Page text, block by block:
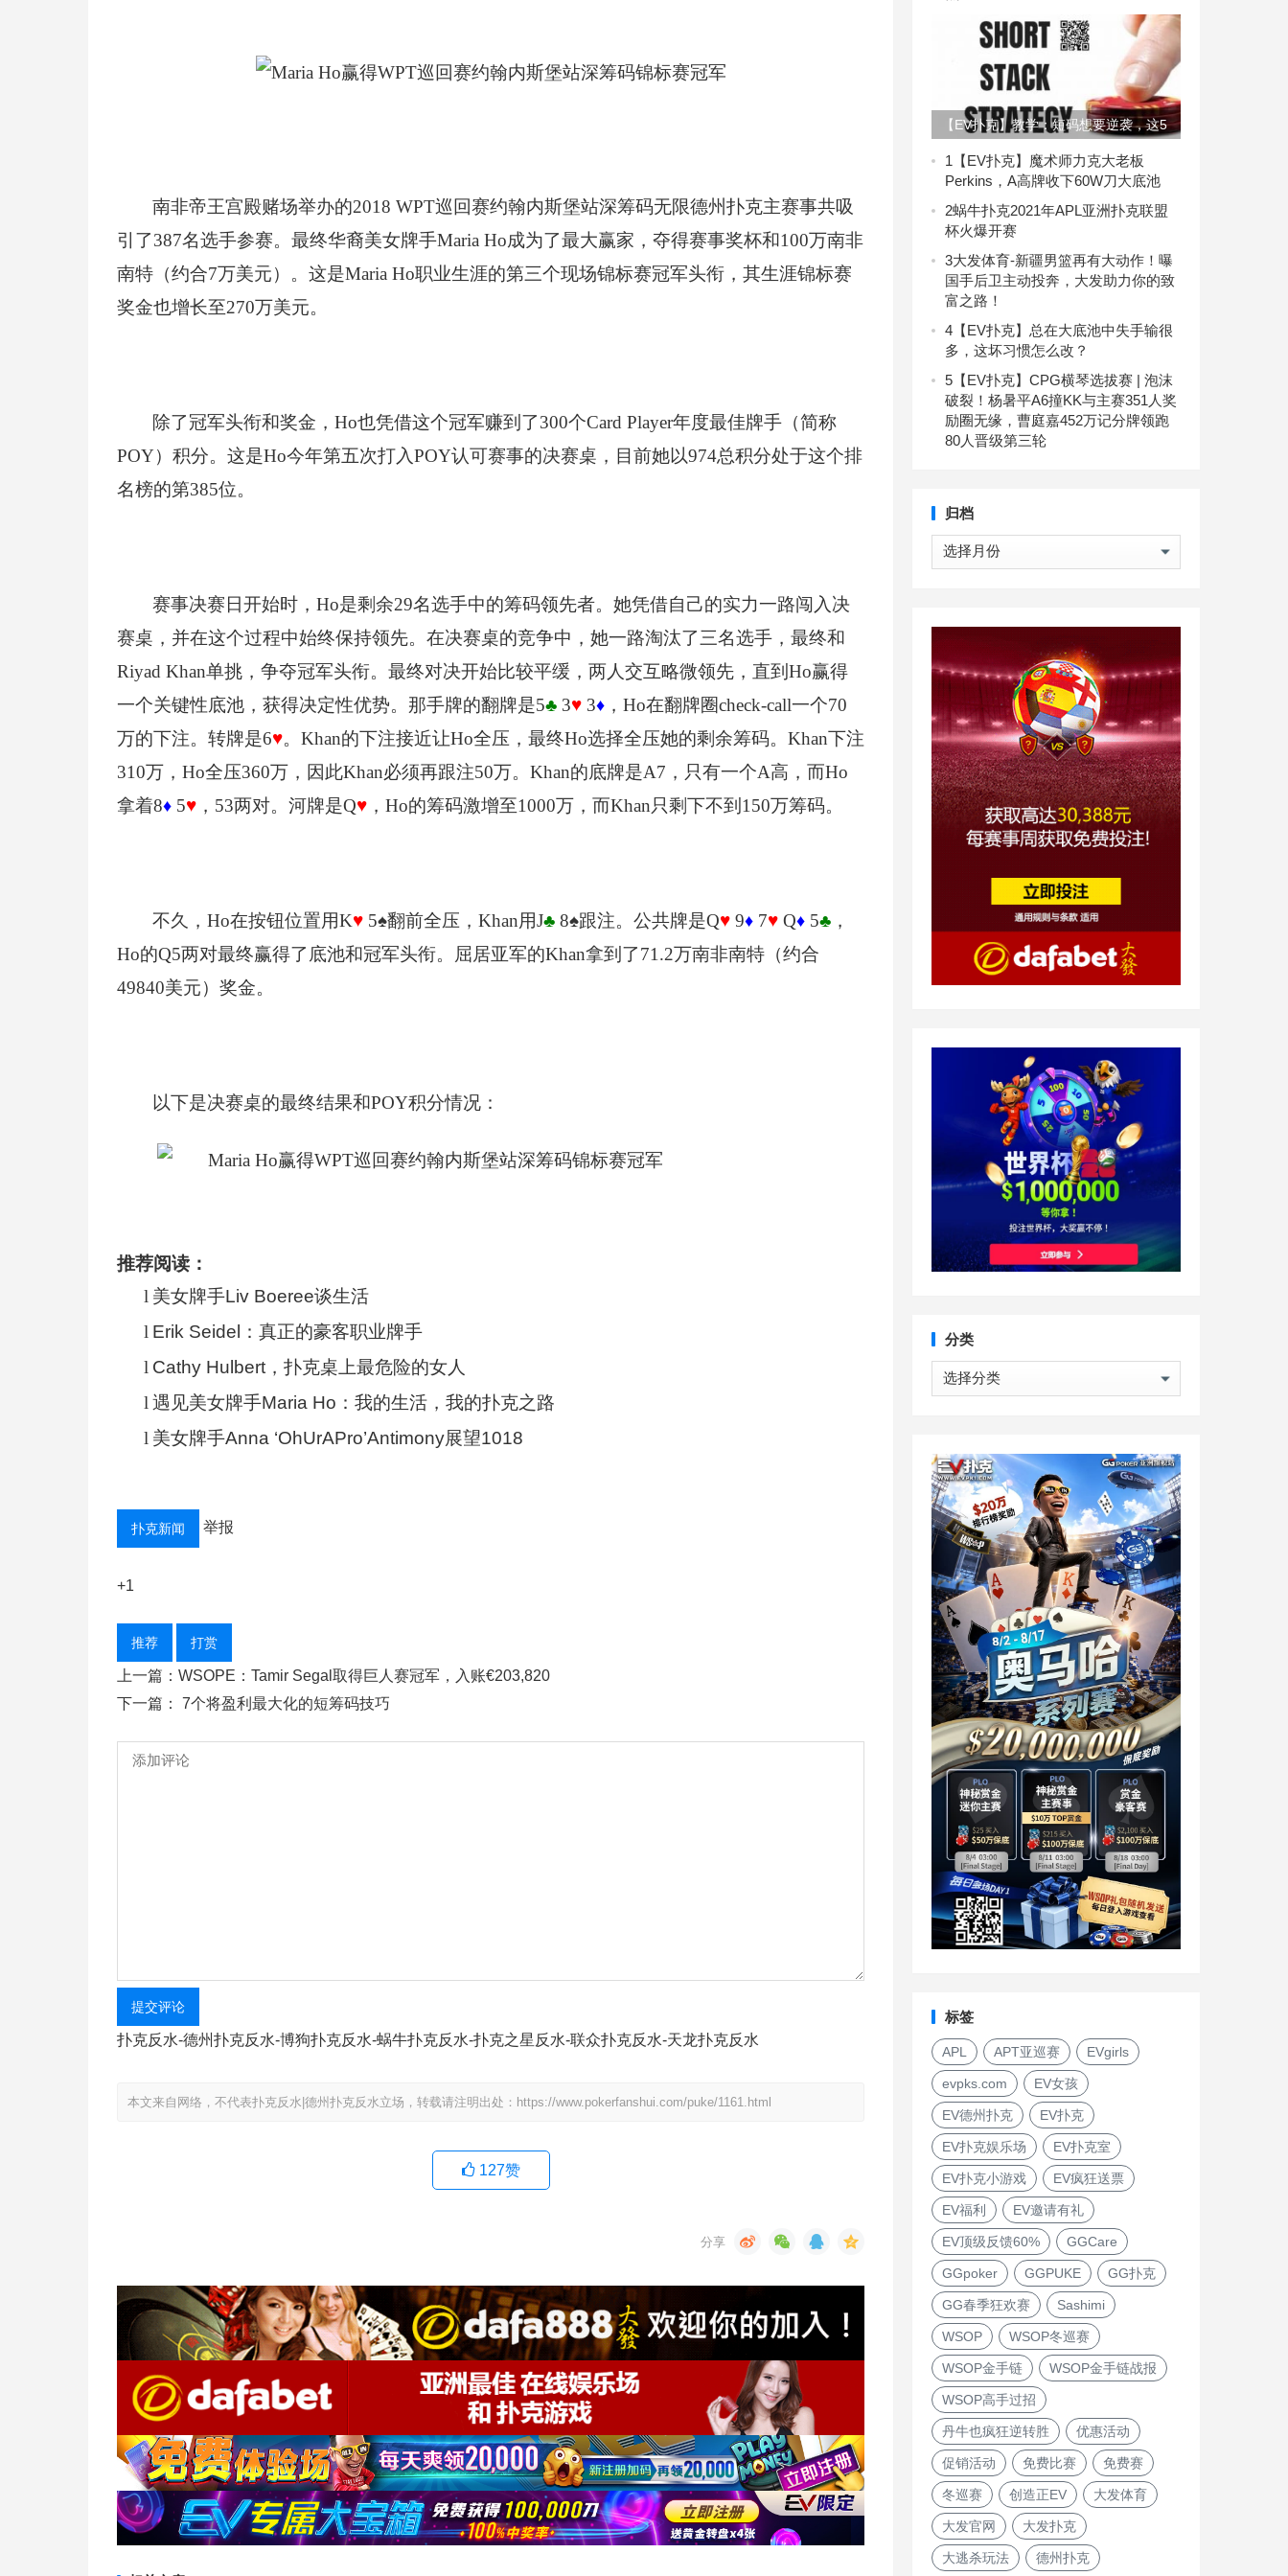
南非帝王宫殿赌场举办的2018 WPT巡回赛约翰内斯堡站深筹码无限德州扑克主赛事共吸
引了387名选手参赛。最终华裔美女牌手Maria Ho成为了最大赢家，夺得赛事奖杯和100万南非
南特（约合7万美元）。这是Maria Ho职业生涯的第三个现场锦标赛冠军头衔，其生涯锦标赛
奖金也增长至270万美元。
除了冠军头衔和奖金，Ho也凭借这个冠军赚到了300个Card Player年度最佳牌手（简称
POY）积分。这是Ho今年第五次打入POY认可赛事的决赛桌，目前她以974总积分处于这个排
名榜的第385位。
赛事决赛日开始时，Ho是剩余29名选手中的筹码领先者。她凭借自己的实力一路闯入决
赛桌，并在这个过程中始终保持领先。在决赛桌的竞争中，她一路淘汰了三名选手，最终和
Riyad Khan单挑，争夺冠军头衔。最终对决开始比较平缓，两人交互略微领先，直到Ho赢得
一个关键性底池，获得决定性优势。那手牌的翻牌是5♣ 3♥ 3♦ ，Ho在翻牌圈check-call一个70
万的下注。转牌是6♥。Khan的下注接近让Ho全压，最终Ho选择全压她的剩余筹码。Khan下注
310万，Ho全压360万，因此Khan必须再跟注50万。Khan的底牌是A7，只有一个A高，而Ho
拿着8♦ 5♥ ，53两对。河牌是Q♥ ，Ho的筹码激增至1000万，而Khan只剩下不到150万筹码。
不久，Ho在按钮位置用K♥ 5♠翻前全压，Khan用J♣ 8♠跟注。公共牌是Q♥ 9♦ 7♥ Q♦ 5♣ ，
Ho的Q5两对最终赢得了底池和冠军头衔。屈居亚军的Khan拿到了71.2万南非南特（约合
49840美元）奖金。
以下是决赛桌的最终结果和POY积分情况：
推荐阅读：
l 美女牌手Liv Boeree谈生活
l Erik Seidel：真正的豪客职业牌手
l Cathy Hulbert，扑克桌上最危险的女人
l 遇见美女牌手Maria Ho：我的生活，我的扑克之路
l 美女牌手Anna ‘OhUrAPro’Antimony展望1018
扑克新闻 举报
+1
推荐 打赏
上一篇：WSOPE：Tamir Segal取得巨人赛冠军，入账€203,820
下一篇：​ 7个将盈利最大化的短筹码技巧
提交评论
扑克反水-德州扑克反水-博狗扑克反水-蜗牛扑克反水-扑克之星反水-联众扑克反水-天龙扑克反水
本文来自网络，不代表扑克反水|德州扑克反水立场，转载请注明出处：https://www.pokerfanshui.com/puke/1161.html
127赞
【EV扑克】教学：短码想要逆袭，这5
个错误不要犯
1 【EV扑克】魔术师力克大老板
Perkins，A高牌收下60W刀大底池
2蜗牛扑克2021年APL亚洲扑克联盟
杯火爆开赛
3大发体育-新疆男篮再有大动作！曝
国手后卫主动投奔，大发助力你的致
富之路！
4 【EV扑克】总在大底池中失手输很
多，这坏习惯怎么改？
5 【EV扑克】CPG横琴选拔赛 | 泡沫
破裂！杨暑平A6撞KK与主赛351人奖
励圈无缘，曹庭嘉452万记分牌领跑
80人晋级第三轮
归档
归
分类
分
类
标签
APL APT亚巡赛 EVgirls
evpks.com EV女孩
EV德州扑克 EV扑克
EV扑克娱乐场 EV扑克室
EV扑克小游戏 EV疯狂送票
EV福利 EV邀请有礼
EV顶级反馈60% GGCare
GGpoker GGPUKE GG扑克
GG春季狂欢赛 Sashimi
WSOP WSOP冬巡赛
WSOP金手链 WSOP金手链战报
WSOP高手过招
丹牛也疯狂逆转胜 优惠活动
促销活动 免费比赛 免费赛
冬巡赛 创造正EV 大发体育
大发官网 大发扑克
大逃杀玩法 德州扑克